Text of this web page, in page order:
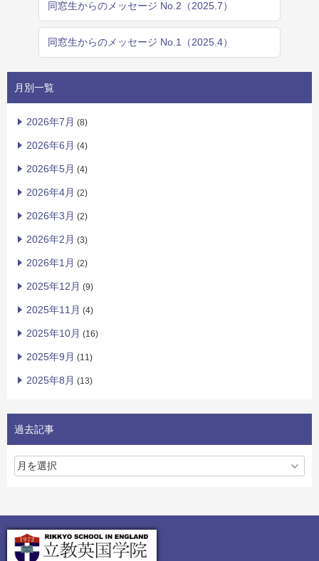
同窓生からのメッセージ No.2（2025.7）
同窓生からのメッセージ No.1（2025.4）
月別一覧
2026年7月 (8)
2026年6月 (4)
2026年5月 (4)
2026年4月 (2)
2026年3月 (2)
2026年2月 (3)
2026年1月 (2)
2025年12月 (9)
2025年11月 (4)
2025年10月 (16)
2025年9月 (11)
2025年8月 (13)
過去記事